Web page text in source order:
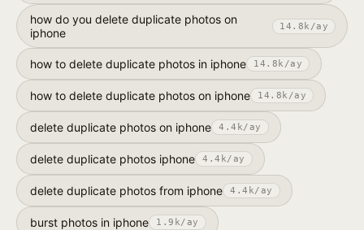
how do you delete duplicate photos on
iphone
14.8k /ay
how to delete duplicate photos in iphone 14.8k /ay
how to delete duplicate photos on iphone 14.8k /ay
delete duplicate photos on iphone 4.4k/ay
delete duplicate photos iphone 4.4k/ay
delete duplicate photos from iphone 4.4k/ay
burst photos in iphone 1.9k/ay